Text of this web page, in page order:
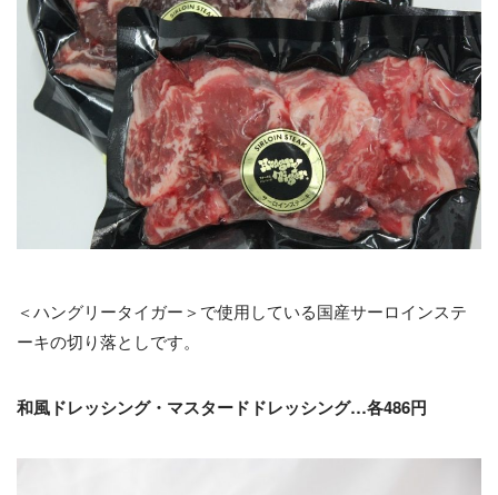
＜ハングリータイガー＞で使用している国産サーロインステ
ーキの切り落としです。
和風ドレッシング・マスタードドレッシング…各486円